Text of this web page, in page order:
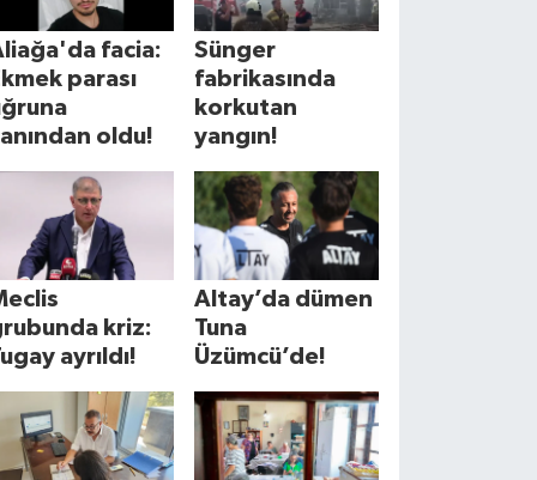
facia:
parası
oldu!
Sünger
fabrikasında
korkutan
yangın!
kriz:
ayrıldı!
Altay’da dümen
Tuna
Üzümcü’de!